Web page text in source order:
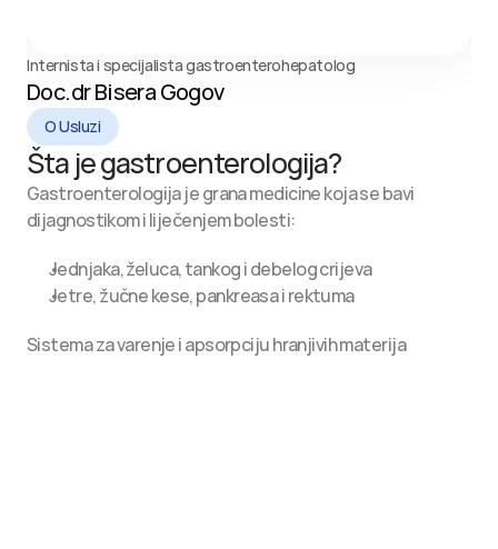
Internista i specijalista gastroenterohepatolog
Doc.dr Bisera Gogov
O Usluzi
Šta je gastroenterologija?
Gastroenterologija je grana medicine koja se bavi
dijagnostikom i liječenjem bolesti:
Jednjaka, želuca, tankog i debelog crijeva
Jetre, žučne kese, pankreasa i rektuma
Sistema za varenje i apsorpciju hranjivih materija